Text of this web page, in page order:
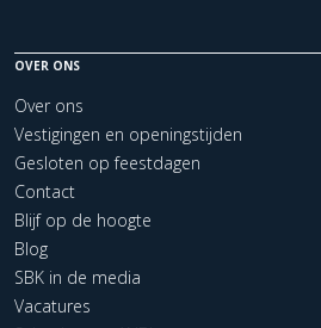
OVER ONS
Over ons
Vestigingen en openingstijden
Gesloten op feestdagen
Contact
Blijf op de hoogte
Blog
SBK in de media
Vacatures